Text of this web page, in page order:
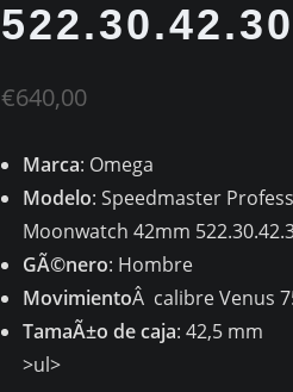
€640,00
Marca: Omega
Modelo: Speedmaster
Moonwatch 42mm
GÃ©nero: Hombre
MovimientoÂ calibre Venus
TamaÃ±o de caja: 42,5 mm
>ul>